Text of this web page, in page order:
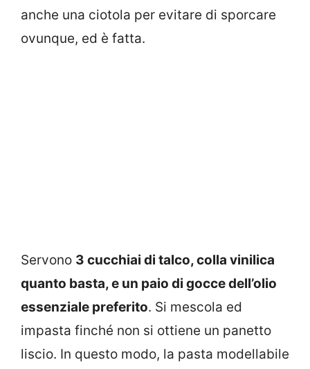
anche una ciotola per evitare di sporcare
ovunque, ed è fatta.
Servono 3 cucchiai di talco, colla vinilica
quanto basta, e un paio di gocce dell’olio
essenziale preferito. Si mescola ed
impasta finché non si ottiene un panetto
liscio. In questo modo, la pasta modellabile